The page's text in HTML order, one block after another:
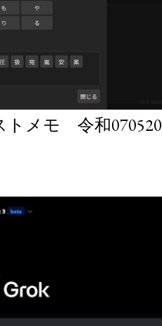
トメモ 令和070520